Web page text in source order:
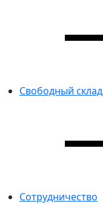
Свободный склад
Сотрудничество